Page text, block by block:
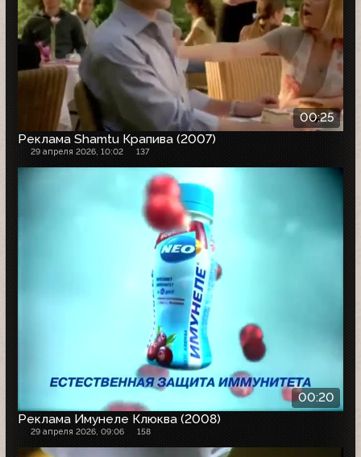
00:25
Реклама Shamtu Крапива (2007)
29 апреля 2026, 10:02 137
00:20
Реклама Имунеле Клюква (2008)
29 апреля 2026, 09:06 158